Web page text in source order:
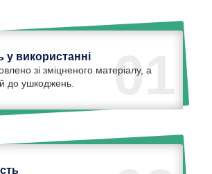
01
у використанні
зі зміцненого матеріалу, а
до ушкоджень.